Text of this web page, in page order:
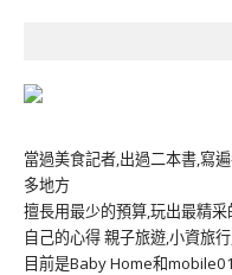
當過美食記者,出過二本書,寫
多地方
擅長用最少的預算,玩出最精
自己的心得 親子旅遊,小資旅
目前是Baby Home和